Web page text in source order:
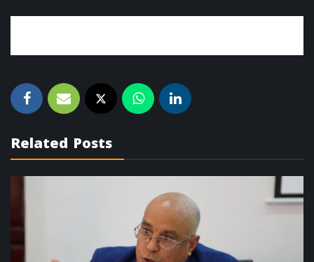
Related Posts